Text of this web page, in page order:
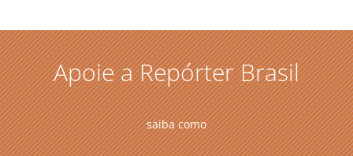
Apoie a Repórter Brasil
saiba como